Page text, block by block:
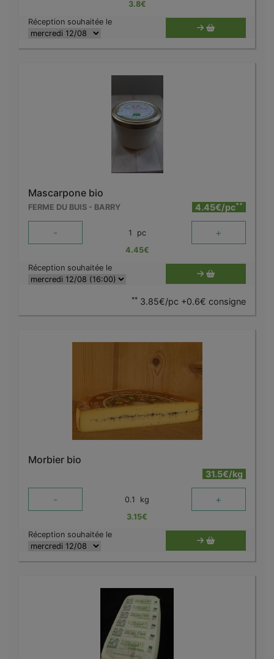
3.8€
Réception souhaitée le
Mascarpone bio
FERME DU BUIS - BARRY 4.45€/pc**
- 1 pc +
4.45€
Réception souhaitée le
** 3.85€/pc +0.6€ consigne
Morbier bio
31.5€/kg
- 0.1 kg +
3.15€
Réception souhaitée le